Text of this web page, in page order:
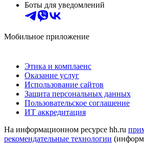
Боты для уведомлений
Мобильное приложение
Этика и комплаенс
Оказание услуг
Использование сайтов
Защита персональных данных
Пользовательское соглашение
ИТ аккредитация
На информационном ресурсе hh.ru
рекомендательные технологии